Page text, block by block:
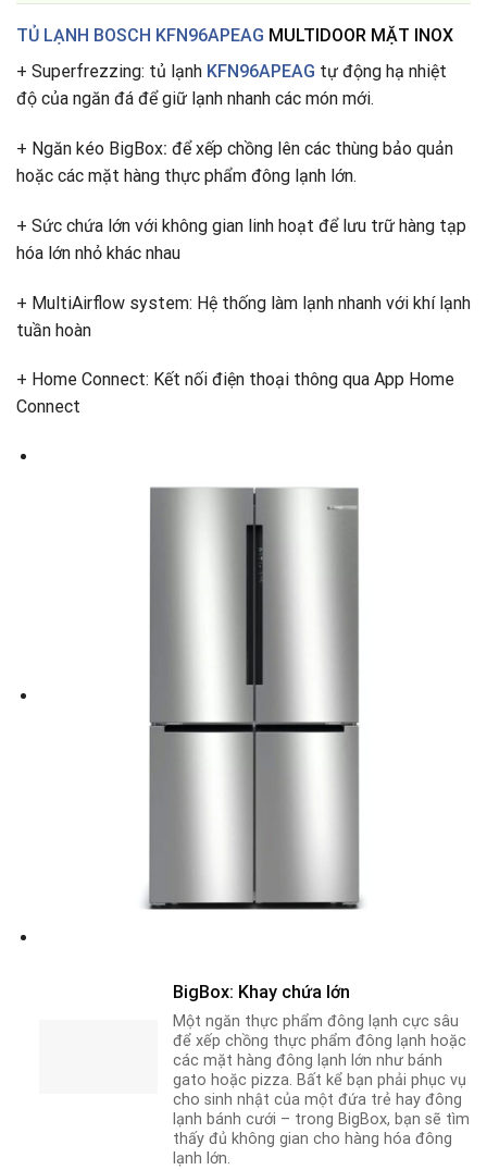
TỦ LẠNH BOSCH KFN96APEAG MULTIDOOR MẶT INOX
+ Superfrezzing: tủ lạnh KFN96APEAG tự động hạ nhiệt
độ của ngăn đá để giữ lạnh nhanh các món mới.
+ Ngăn kéo BigBox: để xếp chồng lên các thùng bảo quản
hoặc các mặt hàng thực phẩm đông lạnh lớn.
+ Sức chứa lớn với không gian linh hoạt để lưu trữ hàng tạp
hóa lớn nhỏ khác nhau
+ MultiAirflow system: Hệ thống làm lạnh nhanh với khí lạnh
tuần hoàn
+ Home Connect: Kết nối điện thoại thông qua App Home
Connect
BigBox: Khay chứa lớn
Một ngăn thực phẩm đông lạnh cực sâu
để xếp chồng thực phẩm đông lạnh hoặc
các mặt hàng đông lạnh lớn như bánh
gato hoặc pizza. Bất kể bạn phải phục vụ
cho sinh nhật của một đứa trẻ hay đông
lạnh bánh cưới – trong BigBox, bạn sẽ tìm
thấy đủ không gian cho hàng hóa đông
lạnh lớn.